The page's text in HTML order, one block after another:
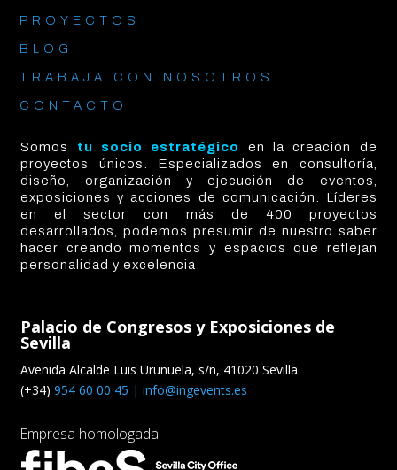
PROYECTOS
BLOG
TRABAJA CON NOSOTROS
CONTACTO
Somos tu socio estratégico
en la creación de
proyectos únicos. Especializados en consultoría,
diseño, organización y ejecución de eventos,
exposiciones y acciones de comunicación. Líderes
en el sector con más de 400 proyectos
desarrollados, podemos presumir de nuestro saber
hacer creando momentos y espacios que reflejan
personalidad y excelencia.
Palacio de Congresos y Exposiciones de
Sevilla
Avenida Alcalde Luis Uruñuela, s/n, 41020 Sevilla
(+34) 954 60 00 45 |info@ingevents.es
Empresa homologada